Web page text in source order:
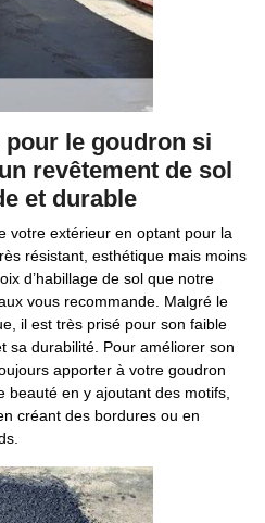
le goudron si
revêtement de sol
et durable
votre extérieur en optant pour la
résistant, esthétique mais moins
d’habillage de sol que notre
vous recommande. Malgré le
il est très prisé pour son faible
sa durabilité. Pour améliorer son
apporter à votre goudron
beauté en y ajoutant des motifs,
créant des bordures ou en